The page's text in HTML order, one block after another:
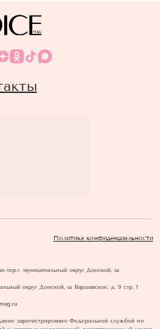
Политика конфиденциальности
муниципальный округ Донской, ш
округ Донской, ш Варшавское, д. 9 стр. 1
зарегистрировано Федеральной службой по